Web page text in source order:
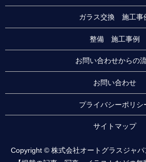
ガラス交換 施工事
整備 施工事例
お問い合わせからの
お問い合わせ
プライバシーポリシ
サイトマップ
Copyright © 株式会社オートグラスジャパ